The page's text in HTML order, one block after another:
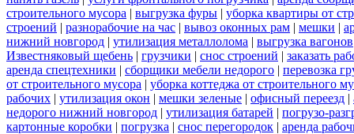
строительного мусора | выгрузка фуры | уборка квартиры от
строений | разнорабочие на час | вывоз оконных рам | мешки |
нижний новгород | утилизация металлолома | выгрузка вагонов
Известняковый щебень | грузчики | снос строений | заказать
аренда спецтехники | сборщики мебели недорого | перевозка
от строительного мусора | уборка коттеджа от строительного
рабочих | утилизация окон | мешки зеленые | офисный переезд |
недорого нижний новгород | утилизация батарей | погрузо-
картонные коробки | погрузка | снос перегородок | аренда